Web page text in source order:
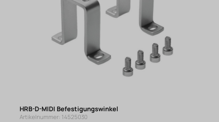
HRB-D-MIDI Befestigungswinkel
Artikelnummer: 14525030